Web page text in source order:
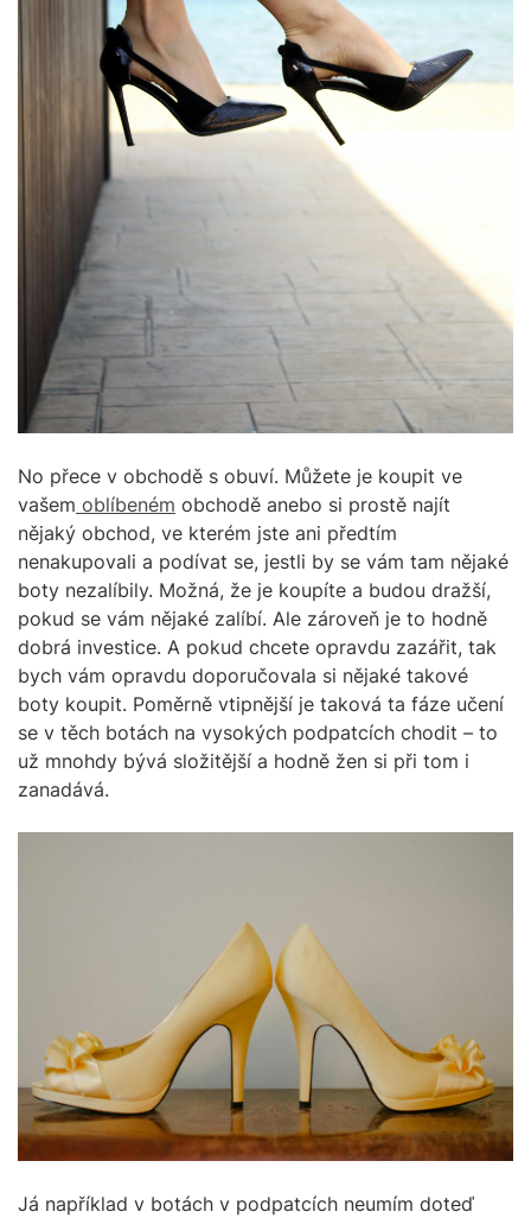
No přece v obchodě s obuví. Můžete je koupit ve
vašem oblíbeném obchodě anebo si prostě najít
nějaký obchod, ve kterém jste ani předtím
nenakupovali a podívat se, jestli by se vám tam nějaké
boty nezalíbily. Možná, že je koupíte a budou dražší,
pokud se vám nějaké zalíbí. Ale zároveň je to hodně
dobrá investice. A pokud chcete opravdu zazářit, tak
bych vám opravdu doporučovala si nějaké takové
boty koupit. Poměrně vtipnější je taková ta fáze učení
se v těch botách na vysokých podpatcích chodit – to
už mnohdy bývá složitější a hodně žen si při tom i
zanadává.
Já například v botách v podpatcích neumím doteď